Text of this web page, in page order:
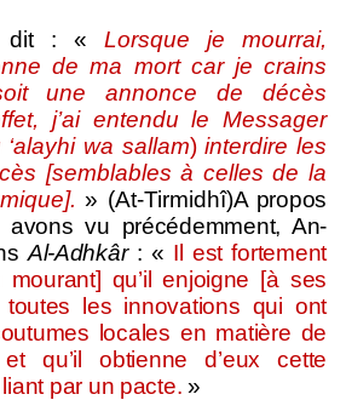
dit : « Lorsque je mourrai,
de ma mort car je crains
une annonce de décès
j’ai entendu le Messager
wa sallam)interdire les
[semblables à celles de la
» (At-Tirmidhî)A propos
vu précédemment, An-
Al-Adhkâr: « Il est fortement
mou­rant] qu’il enjoigne [à ses
toutes les inno­vations qui ont
locales en matière de
qu’il obtienne d’eux cette
par un pacte. »